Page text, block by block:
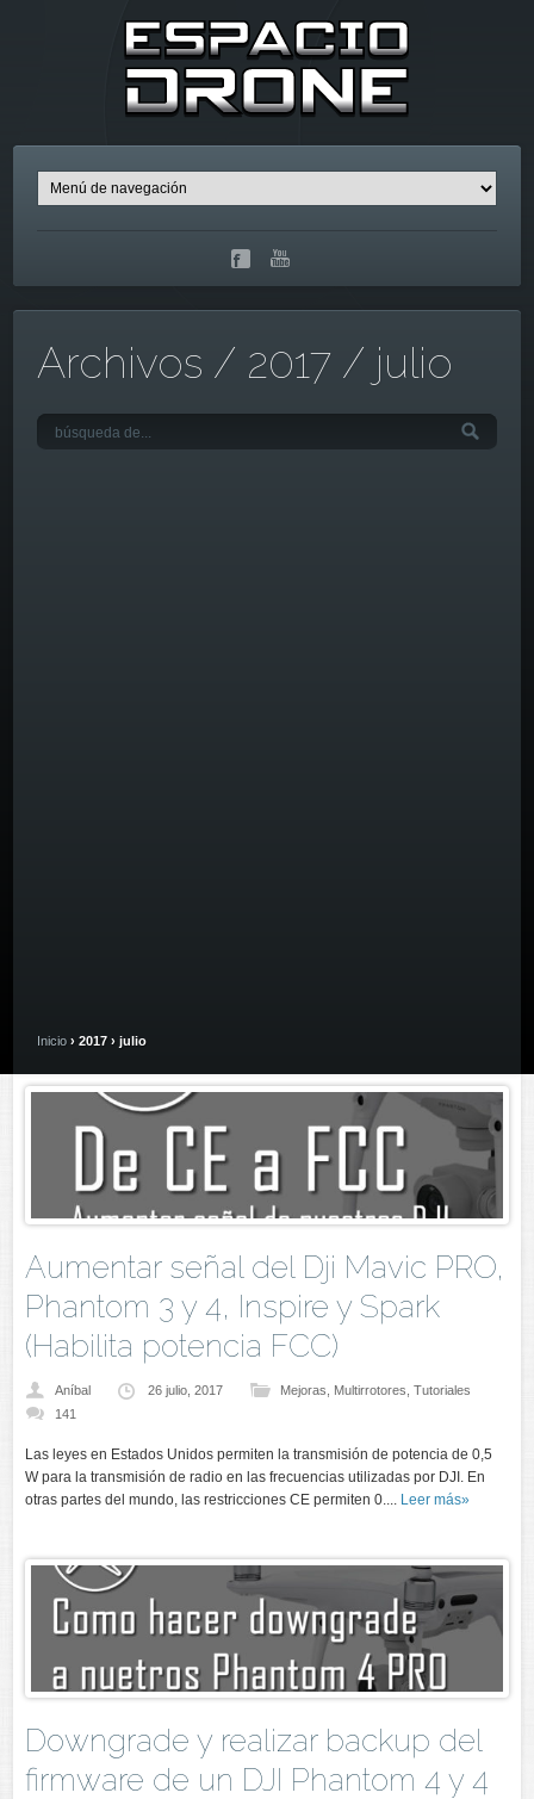
Archivos / 2017 / julio
Inicio › 2017 › julio
Aumentar señal del Dji Mavic PRO,
Phantom 3 y 4, Inspire y Spark
(Habilita potencia FCC)
Aníbal 26 julio, 2017 Mejoras Multirrotores ,Tutoriales
141
Las leyes en Estados Unidos permiten la transmisión de potencia de 0,5
W para la transmisión de radio en las frecuencias utilizadas por DJI. En
otras partes del mundo, las restricciones CE permiten 0.... Leer más»
Downgrade y realizar backup del
firmware de un DJI Phantom 4 y 4